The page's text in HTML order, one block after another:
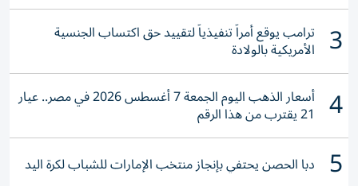
3 ترامب يوقع أمراً تنفيذياً لتقييد حق اكتساب الجنسية
الأمريكية بالولادة
4 أسعار الذهب اليوم الجمعة 7 أغسطس 2026 في مصر.. عيار
21 يقترب من هذا الرقم
5 دبا الحصن يحتفي بإنجاز منتخب الإمارات للشباب لكرة اليد